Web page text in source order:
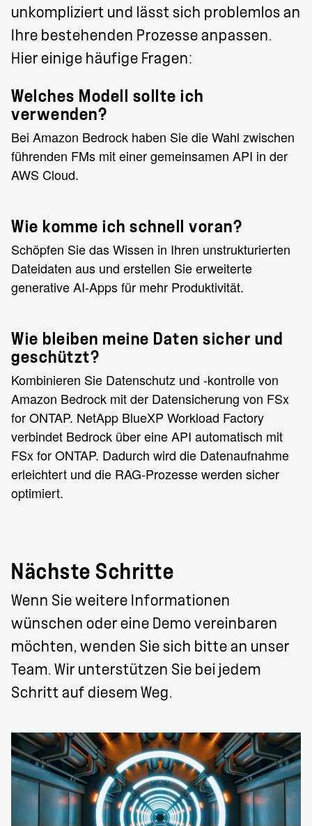
unkompliziert und lässt sich problemlos an
Ihre bestehenden Prozesse anpassen.
Hier einige häufige Fragen:
Welches Modell sollte ich
verwenden?
Bei Amazon Bedrock haben Sie die Wahl zwischen
führenden FMs mit einer gemeinsamen API in der
AWS Cloud.
Wie komme ich schnell voran?
Schöpfen Sie das Wissen in Ihren unstrukturierten
Dateidaten aus und erstellen Sie erweiterte
generative AI-Apps für mehr Produktivität.
Wie bleiben meine Daten sicher und
geschützt?
Kombinieren Sie Datenschutz und -kontrolle von
Amazon Bedrock mit der Datensicherung von FSx
for ONTAP. NetApp BlueXP Workload Factory
verbindet Bedrock über eine API automatisch mit
FSx for ONTAP. Dadurch wird die Datenaufnahme
erleichtert und die RAG-Prozesse werden sicher
optimiert.
Nächste Schritte
Wenn Sie weitere Informationen
wünschen oder eine Demo vereinbaren
möchten, wenden Sie sich bitte an unser
Team. Wir unterstützen Sie bei jedem
Schritt auf diesem Weg.